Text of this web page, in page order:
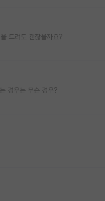
드려도 괜찮을까요?
경우는 무슨 경우?